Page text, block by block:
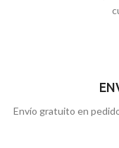
Envío gratuito en